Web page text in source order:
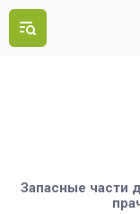
Запасные части